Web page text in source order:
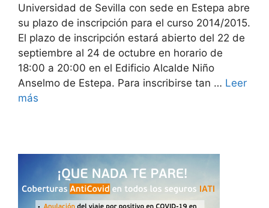
Universidad de Sevilla con sede en Estepa abre
su plazo de inscripción para el curso 2014/2015.
El plazo de inscripción estará abierto del 22 de
septiembre al 24 de octubre en horario de
18:00 a 20:00 en el Edificio Alcalde Niño
Anselmo de Estepa. Para inscribirse tan … Leer
más